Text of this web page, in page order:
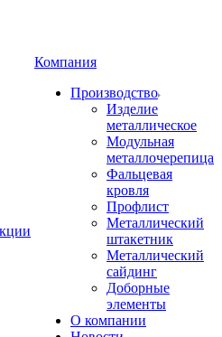
Компания
Производство
Изделие
металлическое
Модульная
металлочерепица
Фальцевая
кровля
Профлист
Металлический
штакетник
Металлический
сайдинг
Доборные
элементы
О компании